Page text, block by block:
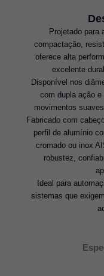
Projetado para
compactação,
oferece alta
excelente
Disponível nos
com dupla ação
movimentos
Fabricado com
perfil de alumínio
cromado ou inox
robustez,
Ideal para
sistemas que